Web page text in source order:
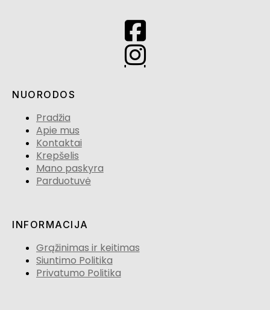
NUORODOS
Pradžia
Apie mus
Kontaktai
Krepšelis
Mano paskyra
Parduotuvė
INFORMACIJA
Grąžinimas ir keitimas
Siuntimo Politika
Privatumo Politika